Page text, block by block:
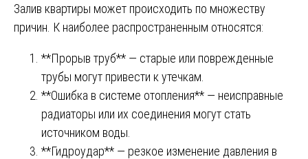
Залив квартиры может происходить по множеству
причин. К наиболее распространенным относятся:
**Прорыв труб** — старые или поврежденные
трубы могут привести к утечкам.
**Ошибка в системе отопления** — неисправные
радиаторы или их соединения могут стать
источником воды.
**Гидроудар** — резкое изменение давления в